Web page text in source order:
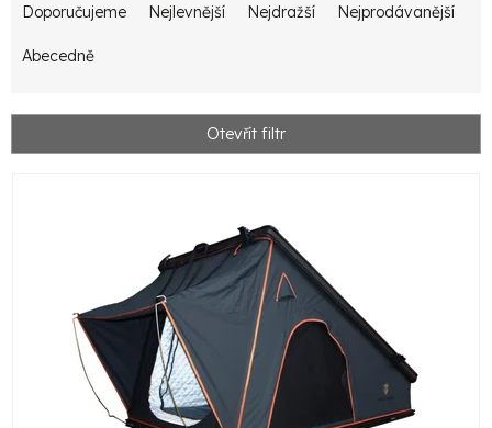
Doporučujeme Nejlevnější Nejdražší Nejprodávanější
Abecedně
Otevřít filtr